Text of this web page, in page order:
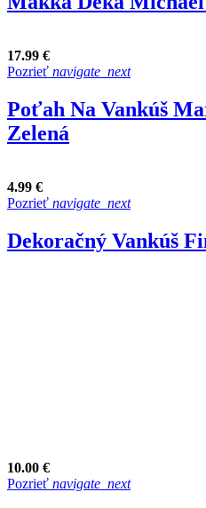
17.99 €
Pozrieť navigate_next
Poťah Na Vankúš
Zelená
4.99 €
Pozrieť navigate_next
Dekoračný Vankúš
10.00 €
Pozrieť navigate_next